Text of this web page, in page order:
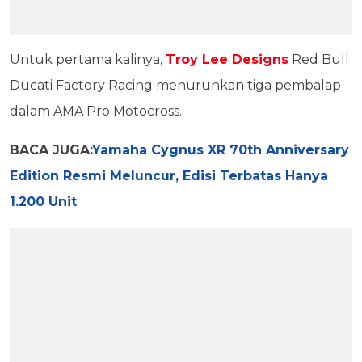
Untuk pertama kalinya, Troy Lee Designs Red Bull
Ducati Factory Racing menurunkan tiga pembalap
dalam AMA Pro Motocross.
BACA JUGA:Yamaha Cygnus XR 70th Anniversary
Edition Resmi Meluncur, Edisi Terbatas Hanya
1.200 Unit